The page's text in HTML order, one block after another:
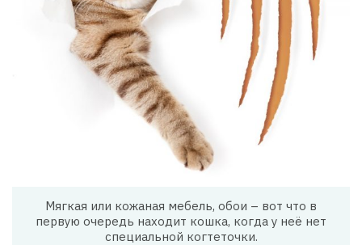
Мягкая или кожаная мебель, обои – вот что в
первую очередь находит кошка, когда у неё нет
специальной когтеточки.